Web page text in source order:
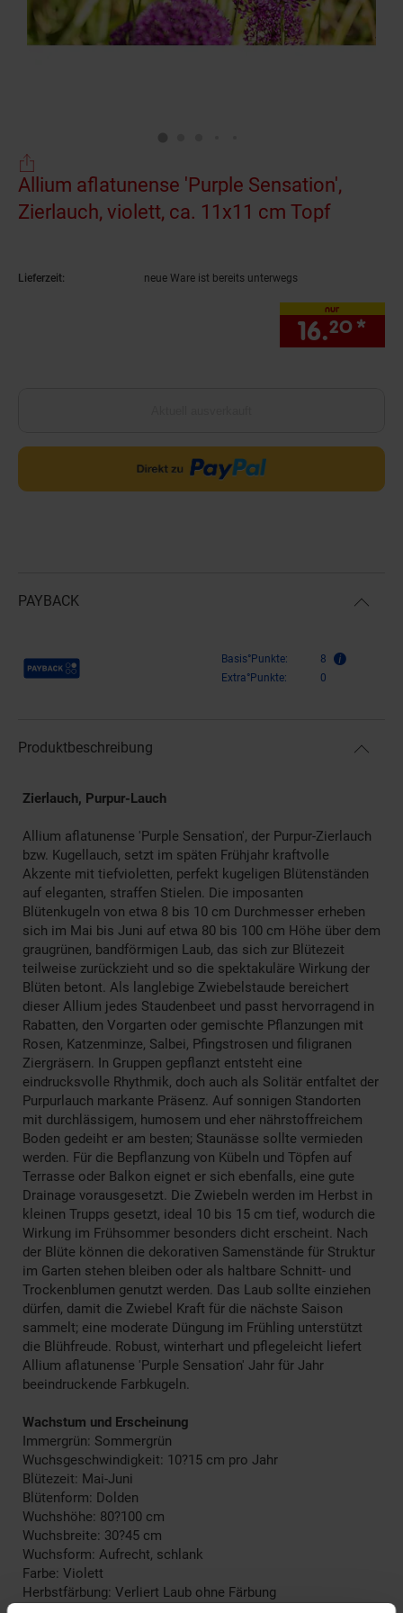
Allium aflatunense 'Purple Sensation',
Zierlauch, violett, ca. 11x11 cm Topf
Lieferzeit: neue Ware ist bereits unterwegs
nur
16.20 *
PAYBACK
Payback Punkte Basis°Punkte:
8
Extra°Punkte:
0
Produktbeschreibung
Zierlauch, Purpur-Lauch
Allium aflatunense 'Purple Sensation', der Purpur-Zierlauch
bzw. Kugellauch, setzt im späten Frühjahr kraftvolle
Akzente mit tiefvioletten, perfekt kugeligen Blütenständen
auf eleganten, straffen Stielen. Die imposanten
Blütenkugeln von etwa 8 bis 10 cm Durchmesser erheben
sich im Mai bis Juni auf etwa 80 bis 100 cm Höhe über dem
graugrünen, bandförmigen Laub, das sich zur Blütezeit
teilweise zurückzieht und so die spektakuläre Wirkung der
Blüten betont. Als langlebige Zwiebelstaude bereichert
dieser Allium jedes Staudenbeet und passt hervorragend in
Rabatten, den Vorgarten oder gemischte Pflanzungen mit
Rosen, Katzenminze, Salbei, Pfingstrosen und filigranen
Ziergräsern. In Gruppen gepflanzt entsteht eine
eindrucksvolle Rhythmik, doch auch als Solitär entfaltet der
Purpurlauch markante Präsenz. Auf sonnigen Standorten
mit durchlässigem, humosem und eher nährstoffreichem
Boden gedeiht er am besten; Staunässe sollte vermieden
werden. Für die Bepflanzung von Kübeln und Töpfen auf
Terrasse oder Balkon eignet er sich ebenfalls, eine gute
Drainage vorausgesetzt. Die Zwiebeln werden im Herbst in
kleinen Trupps gesetzt, ideal 10 bis 15 cm tief, wodurch die
Wirkung im Frühsommer besonders dicht erscheint. Nach
der Blüte können die dekorativen Samenstände für Struktur
im Garten stehen bleiben oder als haltbare Schnitt- und
Trockenblumen genutzt werden. Das Laub sollte einziehen
dürfen, damit die Zwiebel Kraft für die nächste Saison
sammelt; eine moderate Düngung im Frühling unterstützt
die Blühfreude. Robust, winterhart und pflegeleicht liefert
Allium aflatunense 'Purple Sensation' Jahr für Jahr
beeindruckende Farbkugeln.
Wachstum und Erscheinung
Immergrün: Sommergrün
Wuchsgeschwindigkeit: 10?15 cm pro Jahr
Blütezeit: Mai-Juni
Blütenform: Dolden
Wuchshöhe: 80?100 cm
Wuchsbreite: 30?45 cm
Wuchsform: Aufrecht, schlank
Farbe: Violett
Herbstfärbung: Verliert Laub ohne Färbung